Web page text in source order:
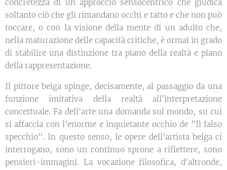
concretezza di un approccio sensocentrico che giudica
soltanto ciò che gli rimandano occhi e tatto e che non può
toccare, o con la visione della mente di un adulto che,
nella maturazione delle capacità critiche, è ormai in grado
di stabilire una distinzione tra piano della realtà e piano
della rappresentazione.
Il pittore belga spinge, decisamente, al passaggio da una
funzione imitativa della realtà all'interpretazione
concettuale. Fa dell'arte una domanda sul mondo, su cui
si affaccia con l'enorme e inquietante occhio de "Il falso
specchio". In questo senso, le opere dell'artista belga ci
interrogano, sono un continuo sprone a riflettere, sono
pensieri-immagini. La vocazione filosofica, d'altronde,